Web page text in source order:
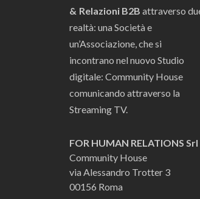
& Relazioni B2B attraverso
realtà: una Società e
un’Associazione, che si
incontrano nel nuovo Studio
digitale: Community House
comunicando attraverso la
Streaming TV.
FOR HUMAN RELATIONS Srl
Community House
via Alessandro Trotter 3
00156 Roma